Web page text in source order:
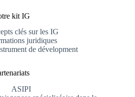
kit IG
clés sur les IG
juridiques
de dévelopment
ASIPI